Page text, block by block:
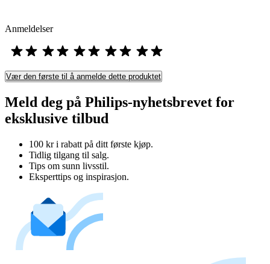
Anmeldelser
Vær den første til å anmelde dette produktet
Meld deg på Philips-nyhetsbrevet for
eksklusive tilbud
100 kr i rabatt på ditt første kjøp.
Tidlig tilgang til salg.
Tips om sunn livsstil.
Eksperttips og inspirasjon.